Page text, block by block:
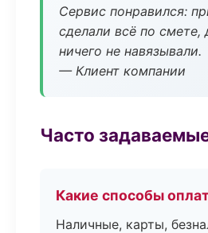
Сервис понравился:
сделали всё по смете,
ничего не навязывали.
— Клиент компании
Часто
Какие способы
Наличные, карты,